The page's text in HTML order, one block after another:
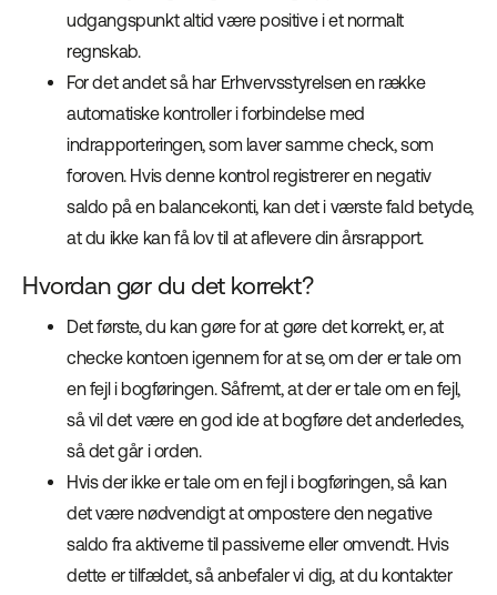
udgangspunkt altid være positive i et normalt
regnskab.
For det andet så har Erhvervsstyrelsen en række
automatiske kontroller i forbindelse med
indrapporteringen, som laver samme check, som
foroven. Hvis denne kontrol registrerer en negativ
saldo på en balancekonti, kan det i værste fald betyde,
at du ikke kan få lov til at aflevere din årsrapport.
Hvordan gør du det korrekt?
Det første, du kan gøre for at gøre det korrekt, er, at
checke kontoen igennem for at se, om der er tale om
en fejl i bogføringen. Såfremt, at der er tale om en fejl,
så vil det være en god ide at bogføre det anderledes,
så det går i orden.
Hvis der ikke er tale om en fejl i bogføringen, så kan
det være nødvendigt at ompostere den negative
saldo fra aktiverne til passiverne eller omvendt. Hvis
dette er tilfældet, så anbefaler vi dig, at du kontakter